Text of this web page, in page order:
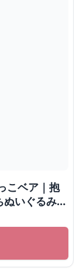
こベア｜抱
いぐるみギ